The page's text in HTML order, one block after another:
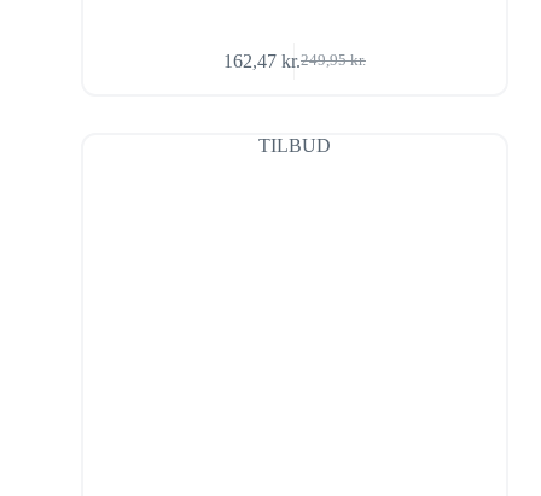
249,95kr.
Den
var:
249,95 kr..
162,47 kr.Den
er:
162,47 kr..
TILBUD